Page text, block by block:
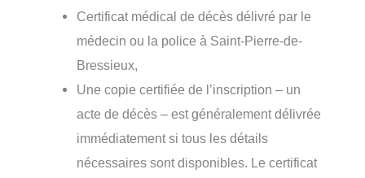
Certificat médical de décès délivré par le
médecin ou la police à Saint-Pierre-de-
Bressieux,
Une copie certifiée de l’inscription – un
acte de décès – est généralement délivrée
immédiatement si tous les détails
nécessaires sont disponibles. Le certificat